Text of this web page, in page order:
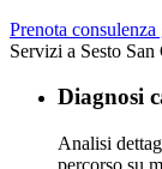
Prenota consulenza
Servizi a Sesto
Diagnosi
Analisi
percorso su